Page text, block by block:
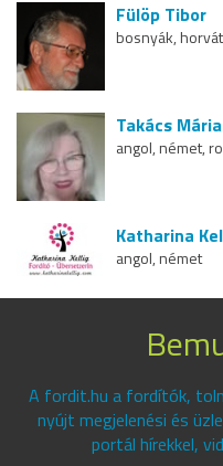
Fülöp Tibor
bosnyák,
Takács Mária
angol, német,
Katharina
angol, német
A fordit.hu a fordítók,
nyújt megjelenési és
portál hírekkel,